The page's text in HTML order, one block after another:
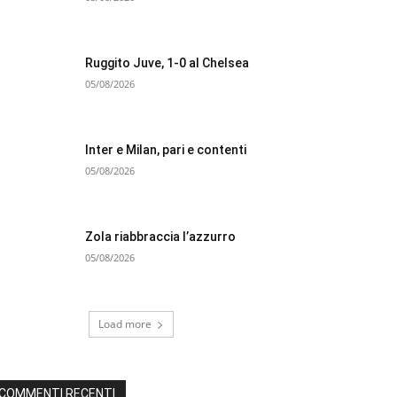
Ruggito Juve, 1-0 al Chelsea
05/08/2026
Inter e Milan, pari e contenti
05/08/2026
Zola riabbraccia l’azzurro
05/08/2026
Load more
RECENTI